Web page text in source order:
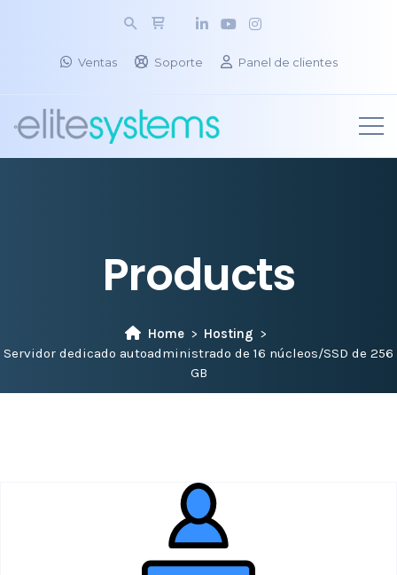
Ventas Soporte Panel de clientes
Products
Home
Hosting
Servidor dedicado autoadministrado de 16 núcleos/SSD de 256
GB